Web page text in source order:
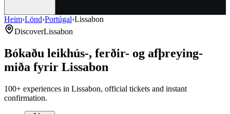
Heim›Lönd›Portúgal›Lissabon
DiscoverLissabon
Bókaðu leikhús-, ferðir- og afþreying-
miða fyrir Lissabon
100+ experiences in Lissabon, official tickets and instant
confirmation.